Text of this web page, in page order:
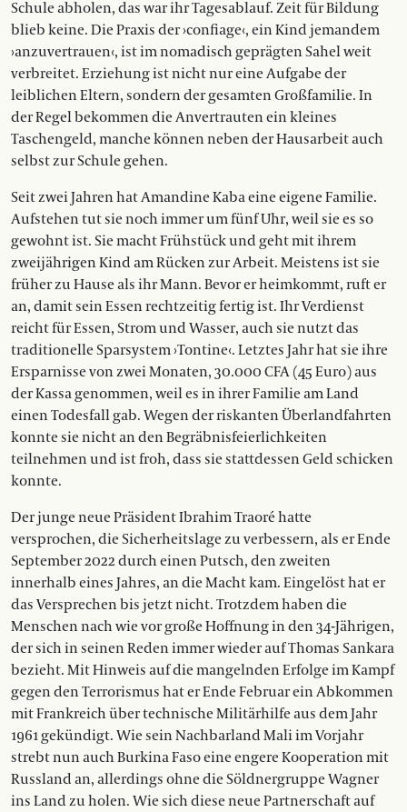
Schule abholen, das war ihr Tagesablauf. Zeit für Bildung
blieb keine. Die Praxis der ›confiage‹, ein Kind jemandem
›anzuvertrauen‹, ist im nomadisch geprägten Sahel weit
verbreitet. Erziehung ist nicht nur eine Aufgabe der
leiblichen Eltern, sondern der gesamten Großfamilie. In
der Regel bekommen die Anvertrauten ein kleines
Taschengeld, manche können neben der Hausarbeit auch
selbst zur Schule gehen.
Seit zwei Jahren hat Amandine Kaba eine eigene Familie.
Aufstehen tut sie noch immer um fünf Uhr, weil sie es so
gewohnt ist. Sie macht Frühstück und geht mit ihrem
zweijährigen Kind am Rücken zur Arbeit. Meistens ist sie
früher zu Hause als ihr Mann. Bevor er heimkommt, ruft er
an, damit sein Essen rechtzeitig fertig ist. Ihr Verdienst
reicht für Essen, Strom und Wasser, auch sie nutzt das
traditionelle Sparsystem ›Tontine‹. Letztes Jahr hat sie ihre
Ersparnisse von zwei Monaten, 30.000 CFA (45 Euro) aus
der Kassa genommen, weil es in ihrer Familie am Land
einen Todesfall gab. Wegen der riskanten Überlandfahrten
konnte sie nicht an den Begräbnisfeierlichkeiten
teilnehmen und ist froh, dass sie stattdessen Geld schicken
konnte.
Der junge neue Präsident Ibrahim Traoré hatte
versprochen, die Sicherheitslage zu verbessern, als er Ende
September 2022 durch einen Putsch, den zweiten
innerhalb eines Jahres, an die Macht kam. Eingelöst hat er
das Versprechen bis jetzt nicht. Trotzdem haben die
Menschen nach wie vor große Hoffnung in den 34-Jährigen,
der sich in seinen Reden immer wieder auf Thomas Sankara
bezieht. Mit Hinweis auf die mangelnden Erfolge im Kampf
gegen den Terrorismus hat er Ende Februar ein Abkommen
mit Frankreich über technische Militärhilfe aus dem Jahr
1961 gekündigt. Wie sein Nachbarland Mali im Vorjahr
strebt nun auch Burkina Faso eine engere Kooperation mit
Russland an, allerdings ohne die Söldnergruppe Wagner
ins Land zu holen. Wie sich diese neue Partnerschaft auf